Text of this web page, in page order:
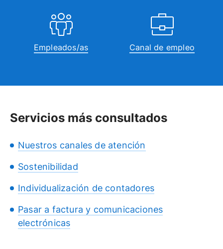
Empleados/as Canal de empleo
Servicios más consultados
Nuestros canales de atención
Sostenibilidad
Individualización de contadores
Pasar a factura y comunicaciones
electrónicas